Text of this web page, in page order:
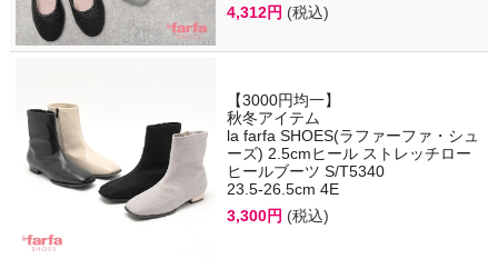
4,312円 (税込)
【3000円均一】
秋冬アイテム
la farfa SHOES(ラファーファ・シュ
ーズ) 2.5cmヒール ストレッチロー
ヒールブーツ S/T5340
23.5-26.5cm 4E
3,300円 (税込)